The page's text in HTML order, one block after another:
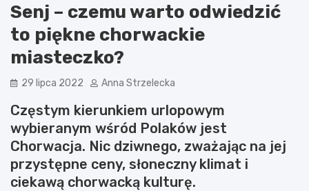
Senj – czemu warto odwiedzić
to piękne chorwackie
miasteczko?
29 lipca 2022 Anna Strzelecka
Częstym kierunkiem urlopowym
wybieranym wśród Polaków jest
Chorwacja. Nic dziwnego, zważając na jej
przystępne ceny, słoneczny klimat i
ciekawą chorwacką kulturę.